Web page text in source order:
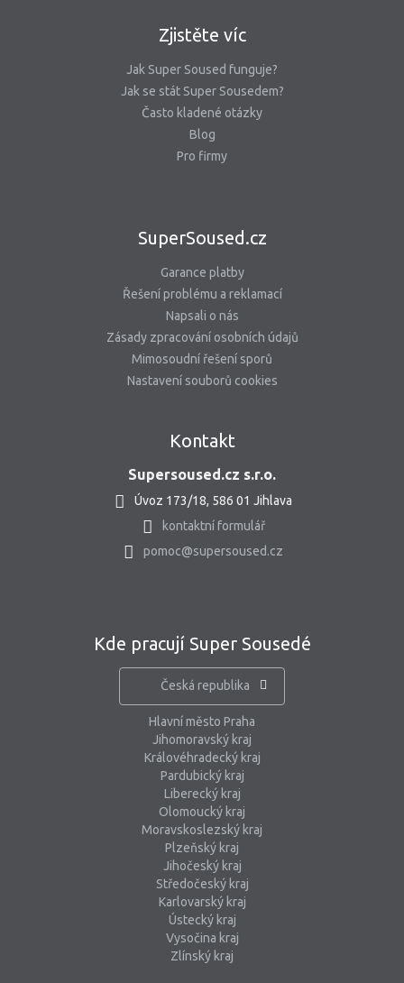
Zjistěte víc
Jak Super Soused funguje?
Jak se stát Super Sousedem?
Často kladené otázky
Blog
Pro firmy
SuperSoused.cz
Garance platby
Řešení problému a reklamací
Napsali o nás
Zásady zpracování osobních údajů
Mimosoudní řešení sporů
Nastavení souborů cookies
Kontakt
Supersoused.cz s.r.o.
Úvoz 173/18, 586 01 Jihlava
kontaktní formulář
pomoc@supersoused.cz
Kde pracují Super Sousedé
Česká republika
Hlavní město Praha
Jihomoravský kraj
Královéhradecký kraj
Pardubický kraj
Liberecký kraj
Olomoucký kraj
Moravskoslezský kraj
Plzeňský kraj
Jihočeský kraj
Středočeský kraj
Karlovarský kraj
Ústecký kraj
Vysočina kraj
Zlínský kraj